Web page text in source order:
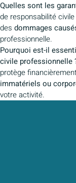
Quelles sont les
de responsabilité
des dommages
professionnelle.
Pourquoi est-il
civile professionnelle
protège
immatériels ou
votre activité.